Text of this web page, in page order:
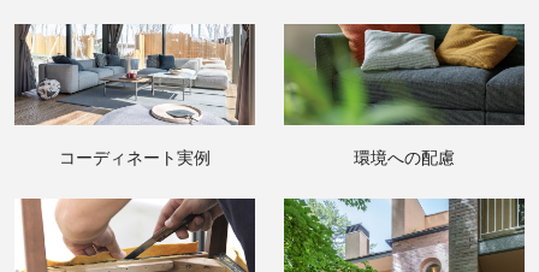
コーディネート実例 環境への配慮